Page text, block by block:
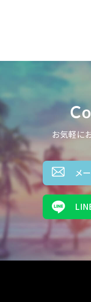
お気軽に
メ